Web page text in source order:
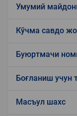
Умумий
Кўчма савдо
Буюртмачи
Боғланиш учун
Масъул шахс